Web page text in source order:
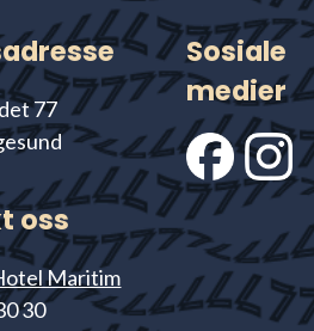
77
oss
Maritim
30
Sosiale
medier